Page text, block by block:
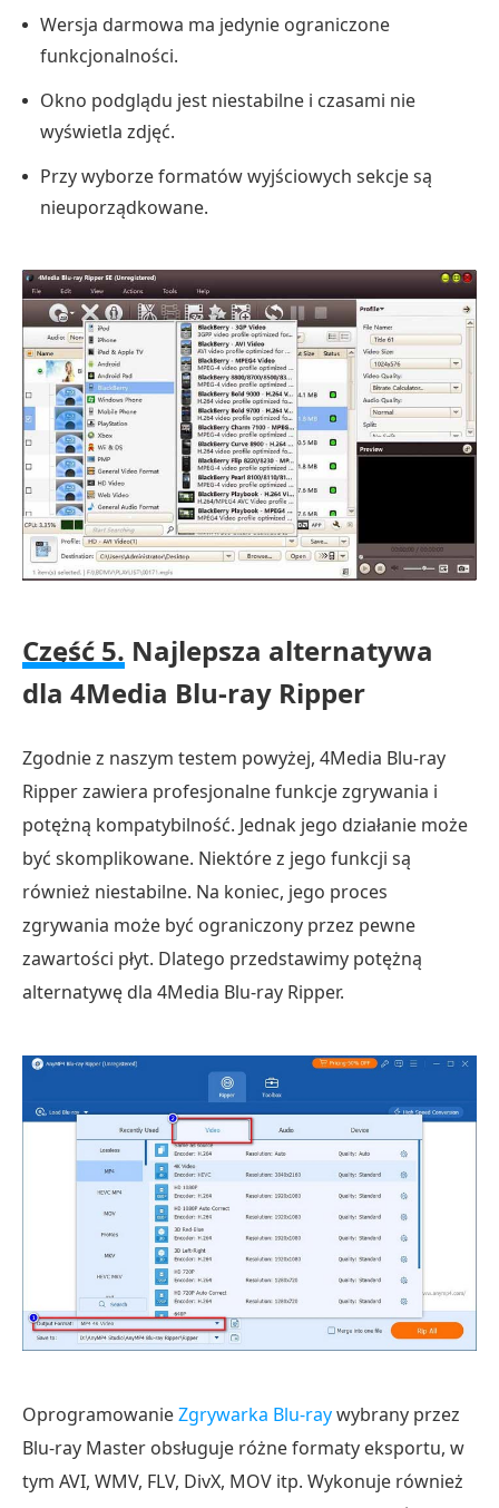
Wersja darmowa ma jedynie ograniczone
funkcjonalności.
Okno podglądu jest niestabilne i czasami nie
wyświetla zdjęć.
Przy wyborze formatów wyjściowych sekcje są
nieuporządkowane.
Część 5. Najlepsza alternatywa
dla 4Media Blu-ray Ripper
Zgodnie z naszym testem powyżej, 4Media Blu-ray
Ripper zawiera profesjonalne funkcje zgrywania i
potężną kompatybilność. Jednak jego działanie może
być skomplikowane. Niektóre z jego funkcji są
również niestabilne. Na koniec, jego proces
zgrywania może być ograniczony przez pewne
zawartości płyt. Dlatego przedstawimy potężną
alternatywę dla 4Media Blu-ray Ripper.
OprogramowanieZgrywarka Blu-raywybrany przez
Blu-ray Master obsługuje różne formaty eksportu, w
tym AVI, WMV, FLV, DivX, MOV itp. Wykonuje również